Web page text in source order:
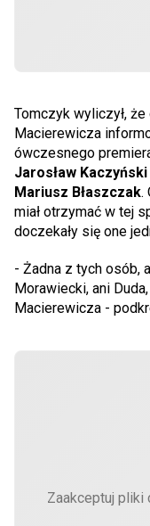
Tomczyk wyliczył,
Macierewicza
ówczesnego
Jarosław Kaczyński
Mariusz Błaszczak.
miał otrzymać w tej
doczekały się one
- Żadna z tych osób,
Morawiecki, ani
Macierewicza -
Zaakceptuj